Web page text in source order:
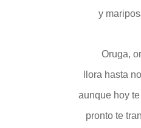
y
Oruga,
llora hasta
aunque hoy
pronto te